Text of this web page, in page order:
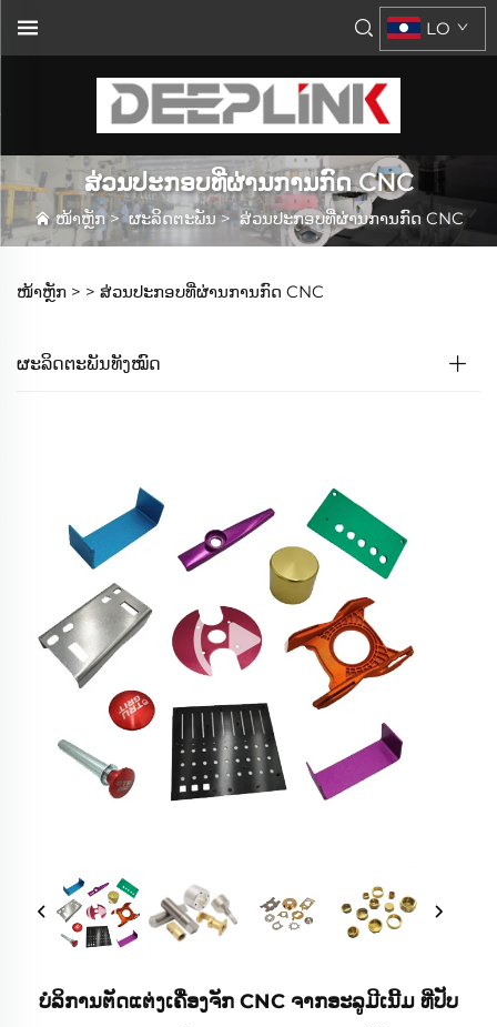
LO
ສ່ວນປະກອບທີ່ຜ່ານການກົດ CNC
ໜ້າຫຼັກ>ຜະລິດຕະພັນ >ສ່ວນປະກອບທີ່ຜ່ານການກົດ CNC
ໜ້າຫຼັກ > > ສ່ວນປະກອບທີ່ຜ່ານການກົດ CNC
ຜະລິດຕະພັນທັງໝົດ
ບໍລິການຕັດແຕ່ງເຄື່ອງຈັກ CNC ຈາກອະລູມີເນີ້ມ ທີ່ປັບ